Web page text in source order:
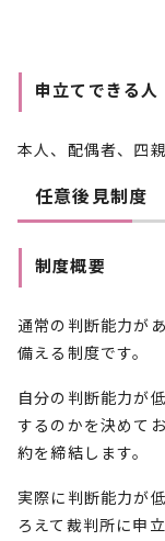
申立てできる人
本人、配偶者、四
任意後見制度
制度概要
通常の判断能力が
備える制度です。
自分の判断能力が
するのかを決めて
約を締結します。
実際に判断能力が
ろえて裁判所に申